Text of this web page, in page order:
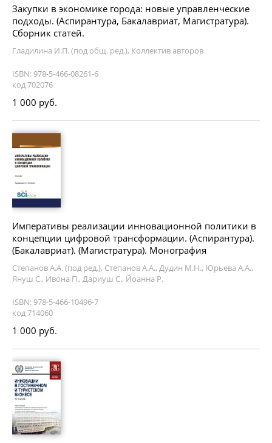
Закупки в экономике города: новые управленческие
подходы. (Аспирантура, Бакалавриат, Магистратура).
Сборник статей.
Гладилина И.П. (под общ. ред.), Коллектив авторов
ISBN: 978-5-466-08261-6
код 702076
1 000 руб.
Императивы реализации инновационной политики в
концепции цифровой трансформации. (Аспирантура).
(Бакалавриат). (Магистратура). Монография
Степанов А.А. (под ред.), Степанов А.А., Дудин М.Н., Юрьева А.А.,
Януш С., Ивона П., Дариуш С., Йоанна Р.
ISBN: 978-5-466-10496-7
код 714060
1 000 руб.